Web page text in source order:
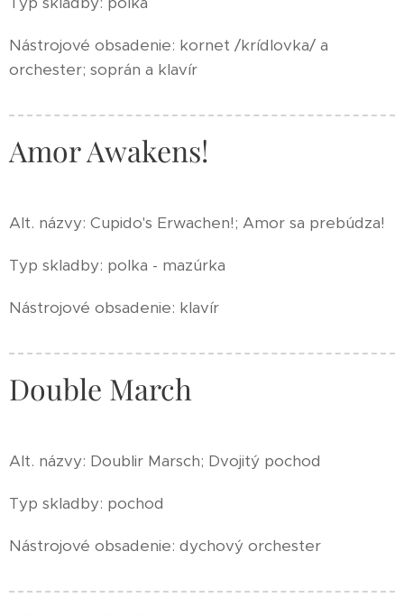
Nástrojové obsadenie: kornet /krídlovka/ a
orchester; soprán a klavír
Amor Awakens!
Alt. názvy: Cupido's Erwachen!; Amor sa prebúdza!
Typ skladby: polka - mazúrka
Nástrojové obsadenie: klavír
Double March
Alt. názvy: Doublir Marsch; Dvojitý pochod
Typ skladby: pochod
Nástrojové obsadenie: dychový orchester